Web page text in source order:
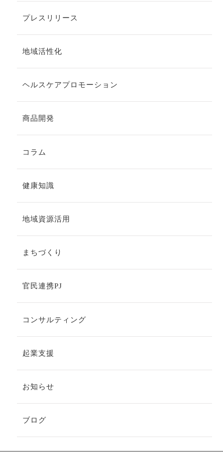
プレスリリース
地域活性化
ヘルスケアプロモーション
商品開発
コラム
健康知識
地域資源活用
まちづくり
官民連携PJ
コンサルティング
起業支援
お知らせ
ブログ